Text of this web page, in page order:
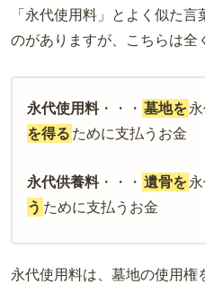
「永代使用料」とよく似た
のがありますが、こちらは全
永代使用料・・・ 墓地を
を得る ために支払うお金
永代供養料・・・ 遺骨を
う ために支払うお金
永代使用料は、墓地の使用権